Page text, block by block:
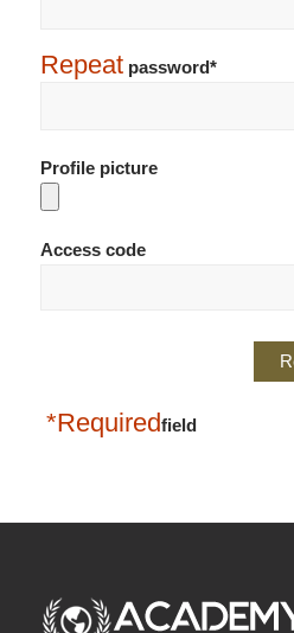
Repeatpassword*
Profile picture
Access code
*Requiredfield